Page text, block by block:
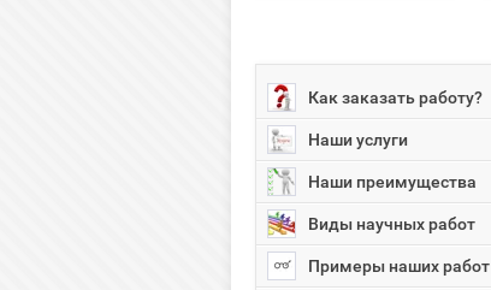
Как заказать работу?
Наши услуги
Наши преимущества
Виды научных работ
Примеры наших работ